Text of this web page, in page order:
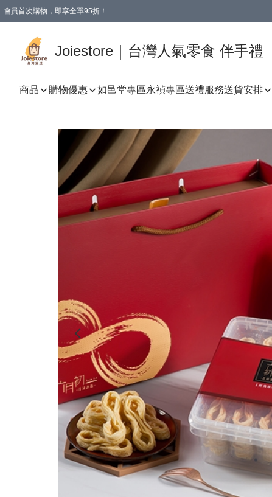
會員首次購物，即享全單95折！
Joiestore｜台灣人氣零食 伴手禮
商品 購物優惠 如邑堂專區永禎專區送禮服務送貨安排